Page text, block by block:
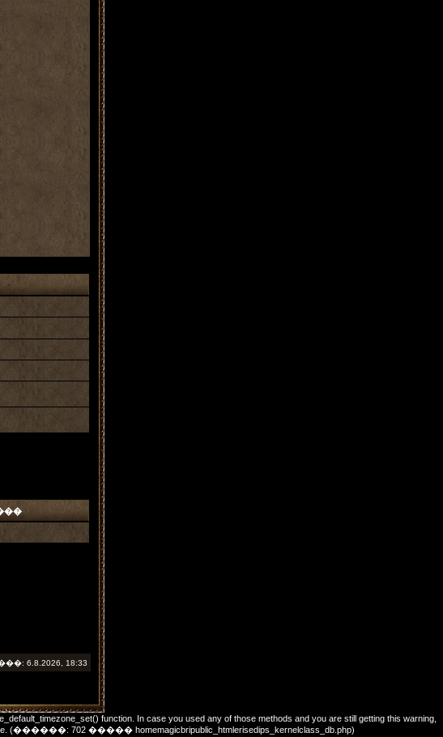
6.8.2026, 18:33
function. In case you used any of those methods and you are still getting this warning,
(������: 702 ����� homemagicbripublic_htmlerisedips_kernelclass_db.php)